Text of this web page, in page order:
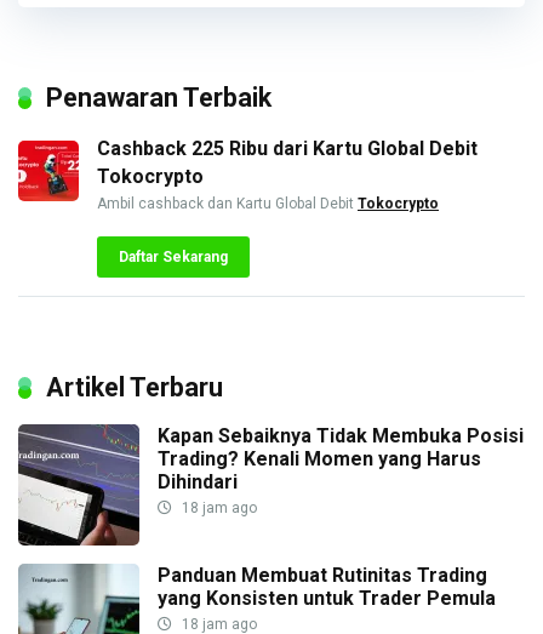
Penawaran Terbaik
Cashback 225 Ribu dari Kartu Global Debit
Tokocrypto
Ambil cashback dan Kartu Global Debit Tokocrypto
Daftar Sekarang
Artikel Terbaru
Kapan Sebaiknya Tidak Membuka Posisi
Trading? Kenali Momen yang Harus
Dihindari
18 jam ago
Panduan Membuat Rutinitas Trading
yang Konsisten untuk Trader Pemula
18 jam ago